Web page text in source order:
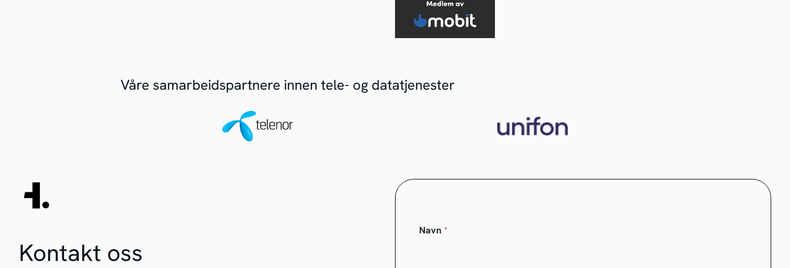
Våre samarbeidspartnere innen tele- og datatjenester
Kontakt oss
Navn *